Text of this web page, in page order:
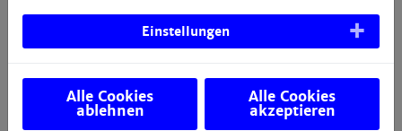
Einstellungen
Alle Cookies
ablehnen
Alle Cookies
akzeptieren